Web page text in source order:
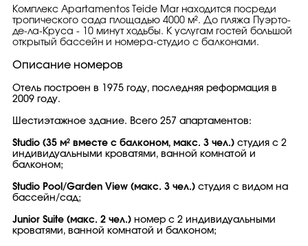
Комплекс Apartamentos Teide Mar находится посреди
тропического сада площадью 4000 м². До пляжа Пуэрто-
де-ла-Круса - 10 минут ходьбы. К услугам гостей большой
открытый бассейн и номера-студио с балконами.
Описание номеров
Отель построен в 1975 году, последняя реформация в
2009 году.
Шестиэтажное здание. Всего 257 апартаментов:
Studio (35 м² вместе с балконом, макс. 3 чел.) студия с 2
индивидуальными кроватями, ванной комнатой и
балконом;
Studio Pool/Garden View (макс. 3 чел.) студия с видом на
бассейн/сад;
Junior Suite (макс. 2 чел.) номер с 2 индивидуальными
кроватями, ванной комнатой и балконом;